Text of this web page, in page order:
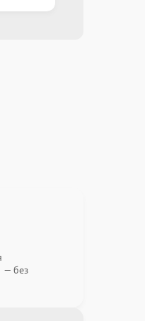
— без